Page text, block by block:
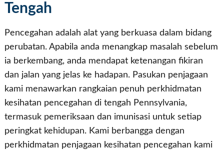
Tengah
Pencegahan adalah alat yang berkuasa dalam bidang
perubatan. Apabila anda menangkap masalah sebelum
ia berkembang, anda mendapat ketenangan fikiran
dan jalan yang jelas ke hadapan. Pasukan penjagaan
kami menawarkan rangkaian penuh perkhidmatan
kesihatan pencegahan di tengah Pennsylvania,
termasuk pemeriksaan dan imunisasi untuk setiap
peringkat kehidupan. Kami berbangga dengan
perkhidmatan penjagaan kesihatan pencegahan kami